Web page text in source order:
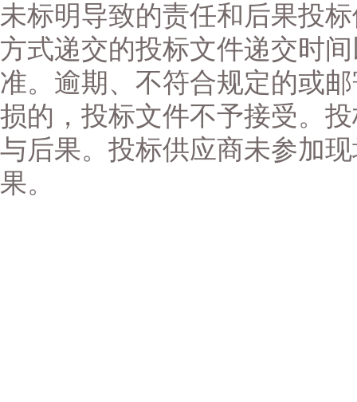
未标明导致的责任和后果投
方式递交的投标文件递交时
准。逾期、不符合规定的或
损的，投标文件不予接受。
与后果。投标供应商未参加
果。